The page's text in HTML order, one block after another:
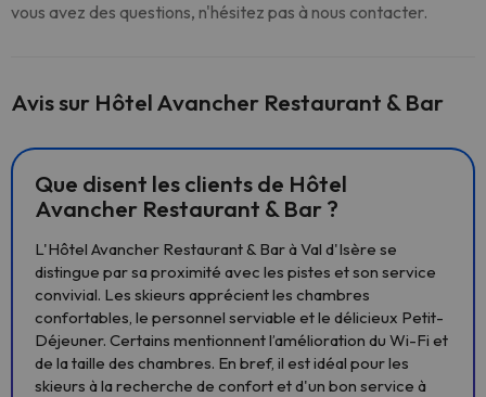
vous avez des questions, n'hésitez pas à nous contacter.
Avis sur Hôtel Avancher Restaurant & Bar
Que disent les clients de Hôtel
Avancher Restaurant & Bar ?
L'Hôtel Avancher Restaurant & Bar à Val d'Isère se
distingue par sa proximité avec les pistes et son service
convivial. Les skieurs apprécient les chambres
confortables, le personnel serviable et le délicieux Petit-
Déjeuner. Certains mentionnent l’amélioration du Wi-Fi et
de la taille des chambres. En bref, il est idéal pour les
skieurs à la recherche de confort et d'un bon service à